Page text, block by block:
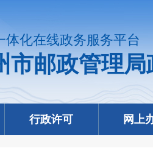
体化在线政务服务平台
市邮政管理
行政许可 网上